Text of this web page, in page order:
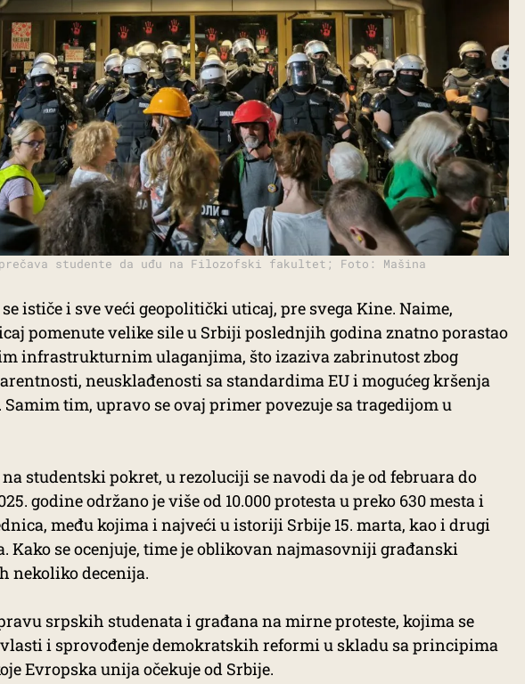
studente da uđu na Filozofski fakultet; Foto: Mašina
se ističe i sve veći geopolitički uticaj, pre svega Kine. Naime,
pomenute velike sile u Srbiji poslednjih godina znatno porastao
infrastrukturnim ulaganjima, što izaziva zabrinutost zbog
neusklađenosti sa standardima EU i mogućeg kršenja
tim, upravo se ovaj primer povezuje sa tragedijom u
studentski pokret, u rezoluciji se navodi da je od februara do
godine održano je više od 10.000 protesta u preko 630 mesta i
među kojima i najveći u istoriji Srbije 15. marta, kao i drugi
Kako se ocenjuje, time je oblikovan najmasovniji građanski
nekoliko decenija.
srpskih studenata i građana na mirne proteste, kojima se
i sprovođenje demokratskih reformi u skladu sa principima
Evropska unija očekuje od Srbije.